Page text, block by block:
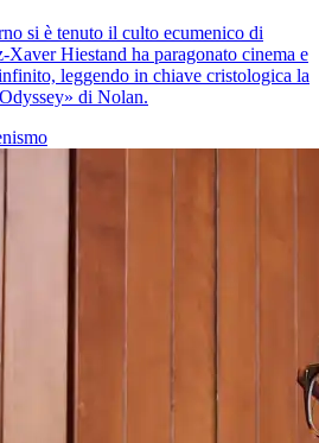
si è tenuto il culto ecumenico di
Hiestand ha paragonato cinema e
leggendo in chiave cristologica la
di Nolan.